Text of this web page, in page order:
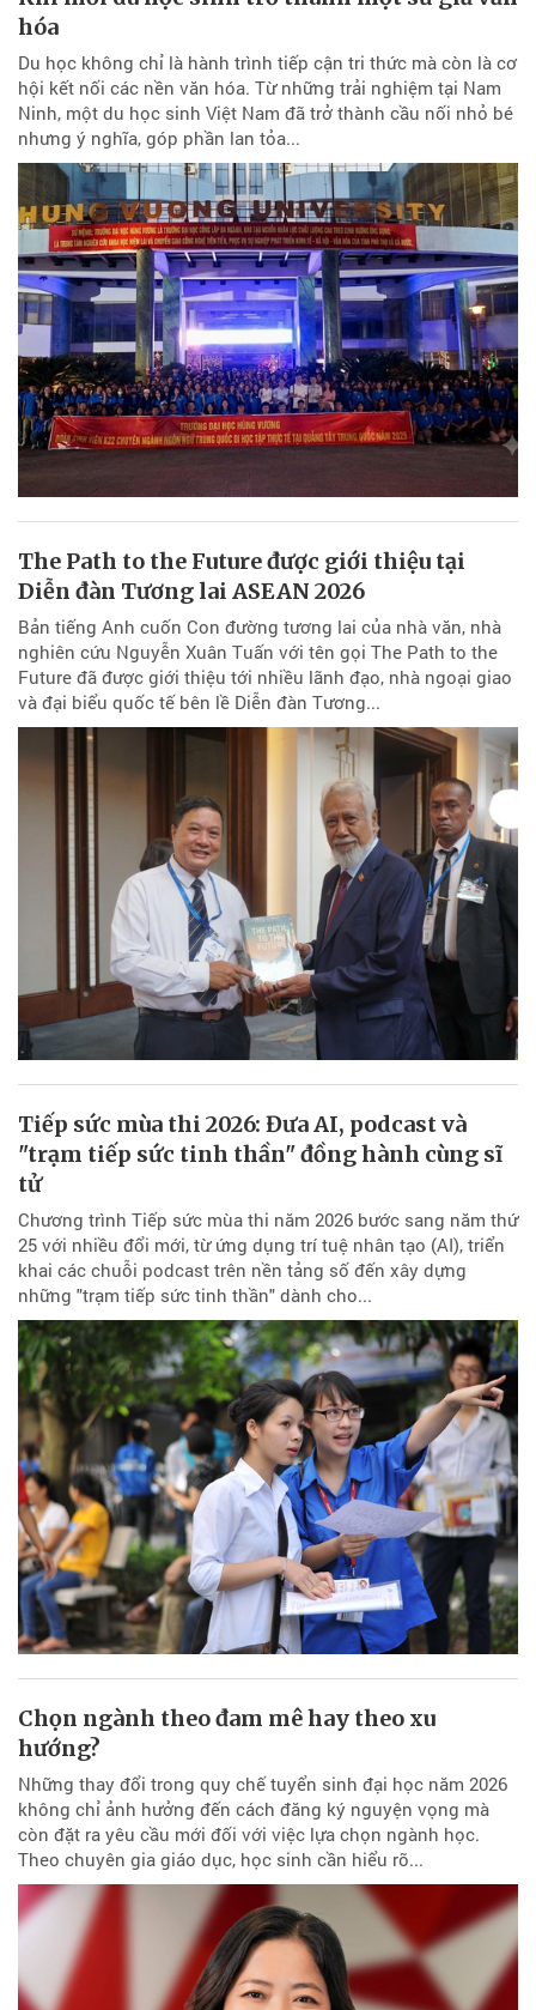
hóa
Du học không chỉ là hành trình tiếp cận tri thức mà còn là cơ
hội kết nối các nền văn hóa. Từ những trải nghiệm tại Nam
Ninh, một du học sinh Việt Nam đã trở thành cầu nối nhỏ bé
nhưng ý nghĩa, góp phần lan tỏa...
The Path to the Future được giới thiệu tại
Diễn đàn Tương lai ASEAN 2026
Bản tiếng Anh cuốn Con đường tương lai của nhà văn, nhà
nghiên cứu Nguyễn Xuân Tuấn với tên gọi The Path to the
Future đã được giới thiệu tới nhiều lãnh đạo, nhà ngoại giao
và đại biểu quốc tế bên lề Diễn đàn Tương...
Tiếp sức mùa thi 2026: Đưa AI, podcast và
"trạm tiếp sức tinh thần" đồng hành cùng sĩ
tử
Chương trình Tiếp sức mùa thi năm 2026 bước sang năm thứ
25 với nhiều đổi mới, từ ứng dụng trí tuệ nhân tạo (AI), triển
khai các chuỗi podcast trên nền tảng số đến xây dựng
những "trạm tiếp sức tinh thần" dành cho...
Chọn ngành theo đam mê hay theo xu
hướng?
Những thay đổi trong quy chế tuyển sinh đại học năm 2026
không chỉ ảnh hưởng đến cách đăng ký nguyện vọng mà
còn đặt ra yêu cầu mới đối với việc lựa chọn ngành học.
Theo chuyên gia giáo dục, học sinh cần hiểu rõ...